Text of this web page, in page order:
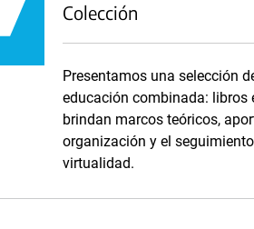
Colección
Presentamos una selección
educación combinada: libros
brindan marcos teóricos,
organización y el
virtualidad.